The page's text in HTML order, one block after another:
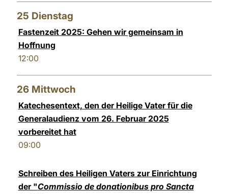
25 Dienstag
Fastenzeit 2025: Gehen wir gemeinsam in
Hoffnung
12:00
26 Mittwoch
Katechesentext, den der Heilige Vater für die
Generalaudienz vom 26. Februar 2025
vorbereitet hat
09:00
Schreiben des Heiligen Vaters zur Einrichtung
der "Commissio de donationibus pro Sancta